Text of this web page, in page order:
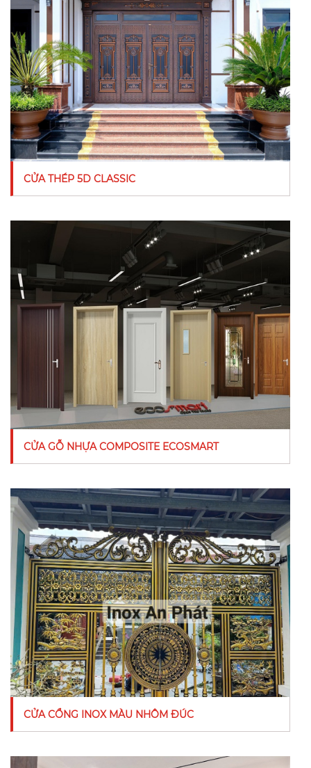
CỬA THÉP 5D CLASSIC
CỬA GỖ NHỰA COMPOSITE ECOSMART
CỬA CỔNG INOX MÀU NHÔM ĐÚC